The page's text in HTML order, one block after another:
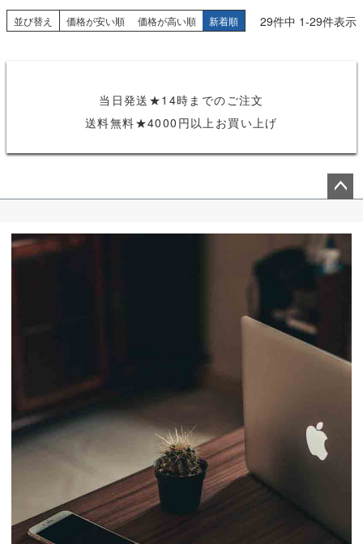
並び替え 価格が安い順 価格が高い順 新着順 29件中 1-29件表示
当日発送★14時までのご注文
送料無料★4000円以上お買い上げ
ップ
へ